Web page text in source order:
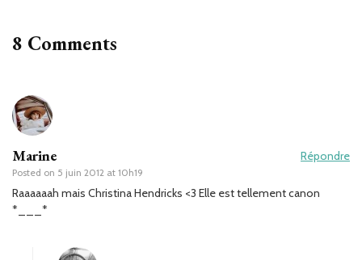
8 Comments
Marine
Posted on 5 juin 2012 at 10h19
Répondre
Raaaaaah mais Christina Hendricks <3 Elle est tellement canon
*___*